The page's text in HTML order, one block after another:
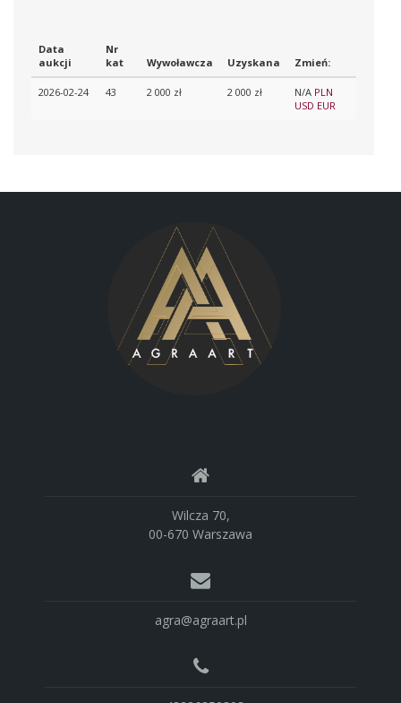
Data
aukcji
Nr
kat
Wywoławcza Uzyskana Zmień:
2026-02-24 43 2 000 zł 2 000 zł N/A PLN
USD EUR
Wilcza 70,
00-670 Warszawa
agra@agraart.pl